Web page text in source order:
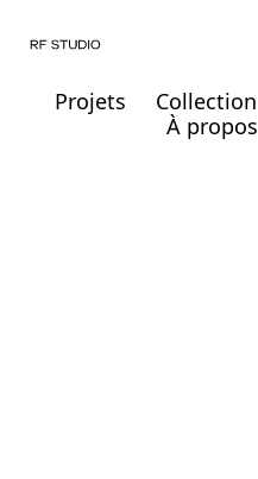
Projets Collection
À propos